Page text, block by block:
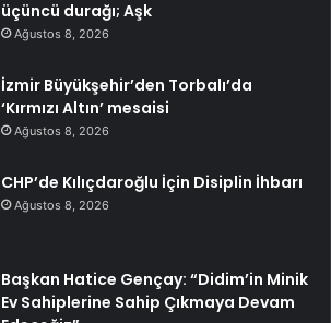
üçüncü durağı; Aşk
Ağustos 8, 2026
İzmir Büyükşehir’den Torbalı’da
‘Kırmızı Altın’ mesaisi
Ağustos 8, 2026
CHP’de Kılıçdaroğlu İçin Disiplin İhbarı
Ağustos 8, 2026
Başkan Hatice Gençay: “Didim’in Minik
Ev Sahiplerine Sahip Çıkmaya Devam